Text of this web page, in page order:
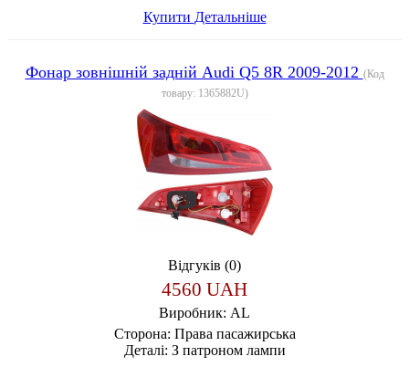
Купити Детальніше
Фонар зовнішній задній Audi Q5 8R 2009-2012 (Код
товару: 1365882U)
Відгуків (0)
4560 UAH
Виробник: AL
Сторона: Права пасажирська
Деталі: З патроном лампи